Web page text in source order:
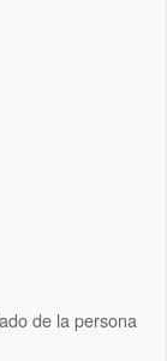
de la persona